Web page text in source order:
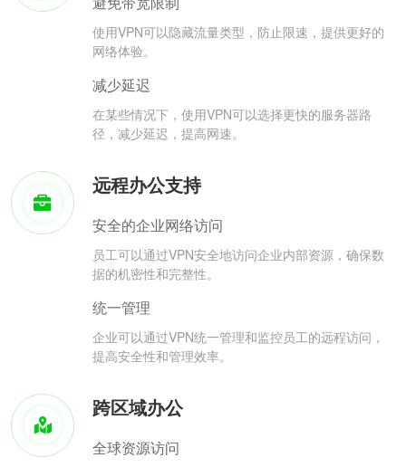
使用VPN可以隐藏流量类型，防止限速，提供更好的
网络体验。
减少延迟
在某些情况下，使用VPN可以选择更快的服务器路
径，减少延迟，提高网速。
远程办公支持
安全的企业网络访问
员工可以通过VPN安全地访问企业内部资源，确保数
据的机密性和完整性。
统一管理
企业可以通过VPN统一管理和监控员工的远程访问，
提高安全性和管理效率。
跨区域办公
全球资源访问